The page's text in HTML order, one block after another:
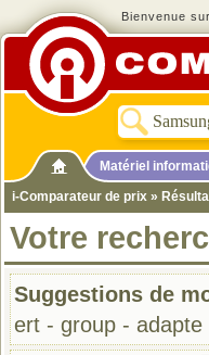
Bienvenue
Matériel
i-Comparateur de prix »
Votre
Suggestions de
ert - group - adapte